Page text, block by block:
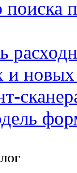
и новых